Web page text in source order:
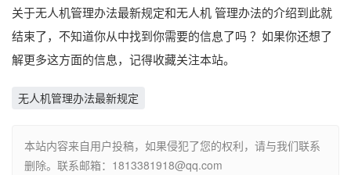
关于无人机管理办法最新规定和无人机 管理办法的介绍到此就
结束了，不知道你从中找到你需要的信息了吗 ？如果你还想了
解更多这方面的信息，记得收藏关注本站。
无人机管理办法最新规定
本站内容来自用户投稿，如果侵犯了您的权利，请与我们联系
删除。联系邮箱：1813381918@qq.com